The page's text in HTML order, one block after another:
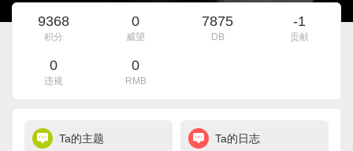
9368
积分
0
威望
7875
DB
-1
贡献
0
违规
0
RMB
Ta的主题 Ta的日志